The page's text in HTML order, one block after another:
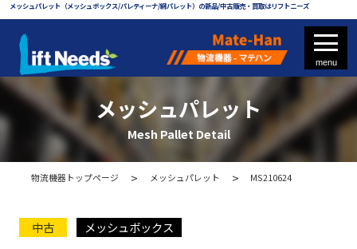
メッシュパレット（メッシュボックス/パレティーナ/網パレット）の新品/中古販売・買取はリフトニーズ
フォークリフト
フォークリフト部品
メッシュパレット
Mesh Pallet Detail
物流機器トップページ メッシュパレット MS210624
中古 メッシュボックス